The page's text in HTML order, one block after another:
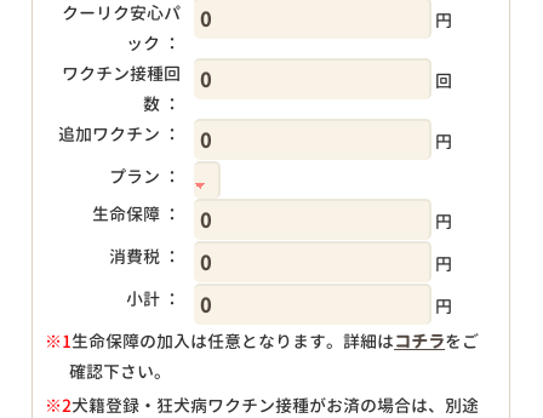
クーリク安心パ
ック ：
円
ワクチン接種回
数 ：
回
追加ワクチン ：
円
プラン ：
生命保障 ：
円
消費税 ：
円
小計 ：
円
※1生命保障の加入は任意となります。詳細はコチラをご
確認下さい。
※2犬籍登録・狂犬病ワクチン接種がお済の場合は、別途